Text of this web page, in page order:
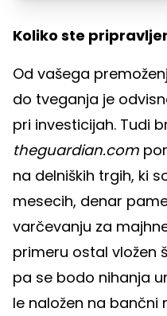
Koliko ste
Od vašega
do tveganja je
pri investicijah. Tudi
theguardian.com
na delniških trgih, ki
mesecih, denar
varčevanju za
primeru ostal vložen
pa se bodo nihanja
le naložen na bančni